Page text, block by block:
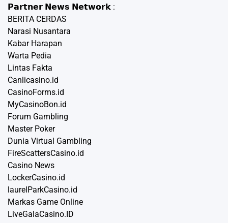
𝗣𝗮𝗿𝘁𝗻𝗲𝗿 𝗡𝗲𝘄𝘀 𝗡𝗲𝘁𝘄𝗼𝗿𝗸 :
BERITA CERDAS
Narasi Nusantara
Kabar Harapan
Warta Pedia
Lintas Fakta
Canlicasino.id
CasinoForms.id
MyCasinoBon.id
Forum Gambling
Master Poker
Dunia Virtual Gambling
FireScattersCasino.id
Casino News
LockerCasino.id
laurelParkCasino.id
Markas Game Online
LiveGalaCasino.ID